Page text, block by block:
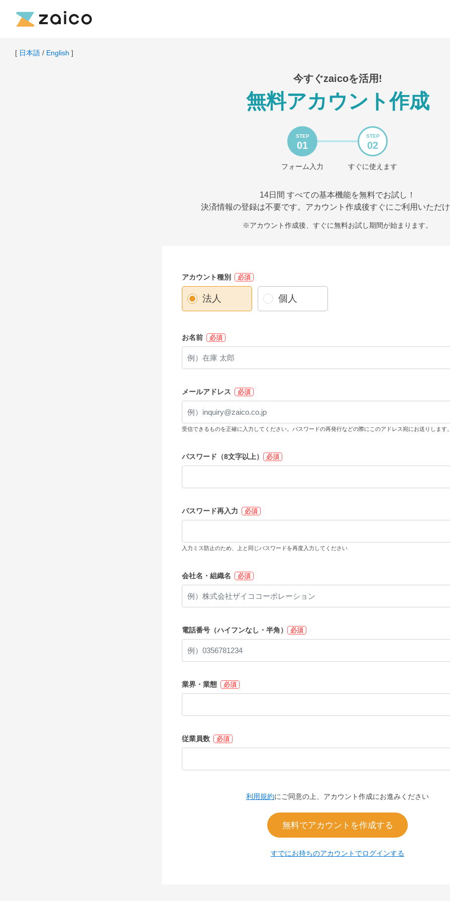
[ 日本語 / English ]
今すぐzaicoを活用!
無料アカウント作成
STEP
01
STEP
02
フォーム入力 すぐに使えます
14日間 すべての基本機能を無料でお試し！
決済情報の登録は不要です。アカウント作成後すぐにご利用いただ
※アカウント作成後、すぐに無料お試し期間が始まります。
アカウント種別 必須
法人 個人
お名前 必須
メールアドレス 必須
受信できるものを正確に入力してください。パスワードの再発行などの際にこのアドレス宛にお送りします
パスワード（8文字以上） 必須
パスワード再入力 必須
入力ミス防止のため、上と同じパスワードを再度入力してください
会社名・組織名 必須
電話番号（ハイフンなし・半角） 必須
業界・業態 必須
従業員数 必須
利用規約にご同意の上、アカウント作成にお進みください
無料でアカウントを作成する
すでにお持ちのアカウントでログインする